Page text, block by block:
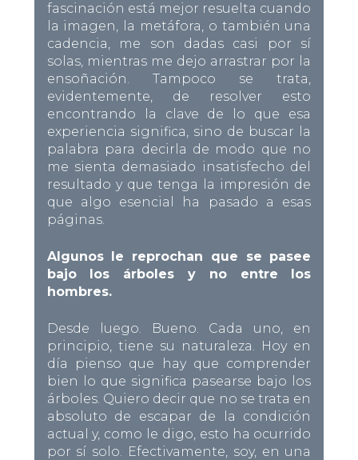
fascinación está mejor resuelta cuando
la imagen, la metáfora, o también una
cadencia, me son dadas casi por sí
solas, mientras me dejo arrastrar por la
ensoñación. Tampoco se trata,
evidentemente, de resolver esto
encontrando la clave de lo que esa
experiencia significa, sino de buscar la
palabra para decirla de modo que no
me sienta demasiado insatisfecho del
resultado y que tenga la impresión de
que algo esencial ha pasado a esas
páginas.
Algunos le reprochan que se pasee
bajo los árboles y no entre los
hombres.
Desde luego. Bueno. Cada uno, en
principio, tiene su naturaleza. Hoy en
día pienso que hay que comprender
bien lo que significa pasearse bajo los
árboles. Quiero decir que no se trata en
absoluto de escapar de la condición
actual y, como le digo, esto ha ocurrido
por sí solo. Efectivamente, soy, en una